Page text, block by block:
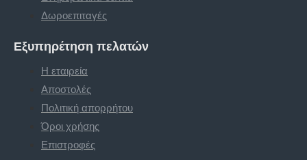
Δωροεπιταγές
Εξυπηρέτηση πελατών
Η εταιρεία
Αποστολές
Πολιτική απορρήτου
Όροι χρήσης
Επιστροφές